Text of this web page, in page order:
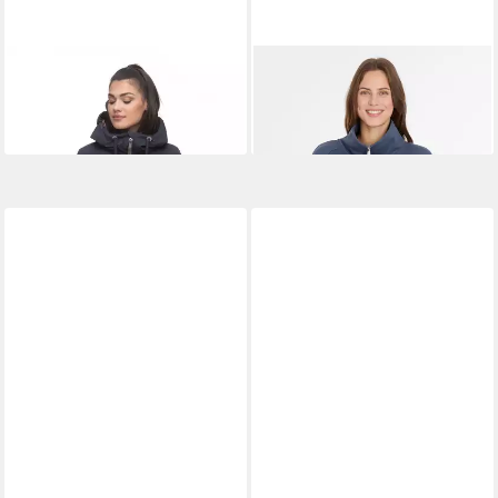
Allwetterjacke
Zuzka Navy S
Sweatjacke IZZIE